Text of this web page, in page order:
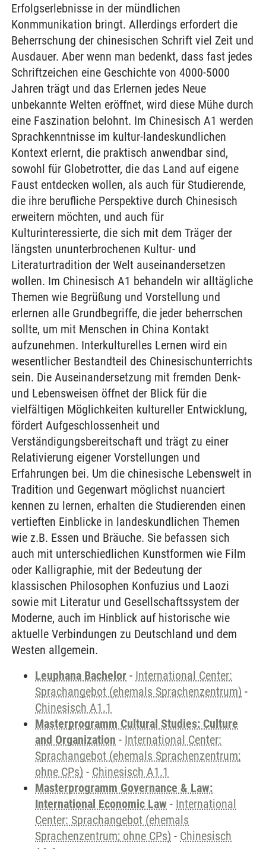
Erfolgserlebnisse in der mündlichen
Konmmunikation bringt. Allerdings erfordert die
Beherrschung der chinesischen Schrift viel Zeit und
Ausdauer. Aber wenn man bedenkt, dass fast jedes
Schriftzeichen eine Geschichte von 4000-5000
Jahren trägt und das Erlernen jedes Neue
unbekannte Welten eröffnet, wird diese Mühe durch
eine Faszination belohnt. Im Chinesisch A1 werden
Sprachkenntnisse im kultur-landeskundlichen
Kontext erlernt, die praktisch anwendbar sind,
sowohl für Globetrotter, die das Land auf eigene
Faust entdecken wollen, als auch für Studierende,
die ihre berufliche Perspektive durch Chinesisch
erweitern möchten, und auch für
Kulturinteressierte, die sich mit dem Träger der
längsten ununterbrochenen Kultur- und
Literaturtradition der Welt auseinandersetzen
wollen. Im Chinesisch A1 behandeln wir alltägliche
Themen wie Begrüßung und Vorstellung und
erlernen alle Grundbegriffe, die jeder beherrschen
sollte, um mit Menschen in China Kontakt
aufzunehmen. Interkulturelles Lernen wird ein
wesentlicher Bestandteil des Chinesischunterrichts
sein. Die Auseinandersetzung mit fremden Denk-
und Lebensweisen öffnet der Blick für die
vielfältigen Möglichkeiten kultureller Entwicklung,
fördert Aufgeschlossenheit und
Verständigungsbereitschaft und trägt zu einer
Relativierung eigener Vorstellungen und
Erfahrungen bei. Um die chinesische Lebenswelt in
Tradition und Gegenwart möglichst nuanciert
kennen zu lernen, erhalten die Studierenden einen
vertieften Einblicke in landeskundlichen Themen
wie z.B. Essen und Bräuche. Sie befassen sich
auch mit unterschiedlichen Kunstformen wie Film
oder Kalligraphie, mit der Bedeutung der
klassischen Philosophen Konfuzius und Laozi
sowie mit Literatur und Gesellschaftssystem der
Moderne, auch im Hinblick auf historische wie
aktuelle Verbindungen zu Deutschland und dem
Westen allgemein.
Leuphana Bachelor - International Center:
Sprachangebot (ehemals Sprachenzentrum) -
Chinesisch A1.1
Masterprogramm Cultural Studies: Culture
and Organization - International Center:
Sprachangebot (ehemals Sprachenzentrum;
ohne CPs) - Chinesisch A1.1
Masterprogramm Governance & Law:
International Economic Law - International
Center: Sprachangebot (ehemals
Sprachenzentrum; ohne CPs) - Chinesisch